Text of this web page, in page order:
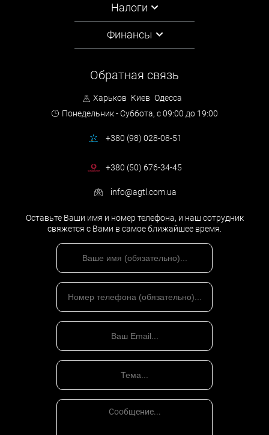
Налоги
Финансы
Обратная связь
Харьков Киев Одесса
Понедельник - Суббота, с 09:00 до 19:00
+380 (98) 028-08-51
+380 (50) 676-34-45
info@agtl.com.ua
Оставьте Ваши имя и номер телефона, и наш сотрудник
свяжется с Вами в самое ближайшее время.